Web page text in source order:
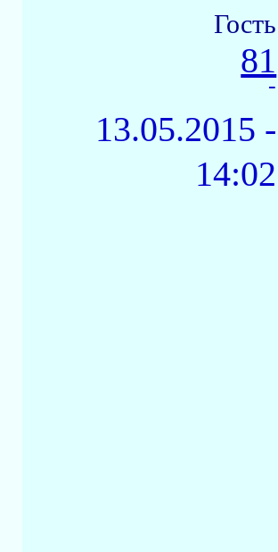
Гость
81
-
13.05.2015 -
14:02